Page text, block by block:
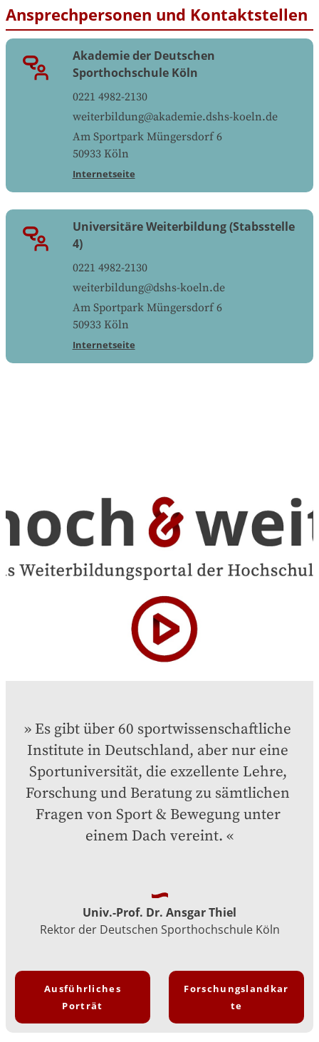
Ansprechpersonen und Kontaktstellen
Akademie der Deutschen
Sporthochschule Köln
0221 4982-2130
weiterbildung@akademie.dshs-koeln.de
Am Sportpark Müngersdorf 6
50933 Köln
Internetseite
Universitäre Weiterbildung (Stabsstelle
4)
0221 4982-2130
weiterbildung@dshs-koeln.de
Am Sportpark Müngersdorf 6
50933 Köln
Internetseite
Es gibt über 60 sportwissenschaftliche
Institute in Deutschland, aber nur eine
Sportuniversität, die exzellente Lehre,
Forschung und Beratung zu sämtlichen
Fragen von Sport & Bewegung unter
einem Dach vereint.
Univ.-Prof. Dr. Ansgar Thiel
Rektor der Deutschen Sporthochschule Köln
Ausführliches
Porträt
Forschungslandkar
te